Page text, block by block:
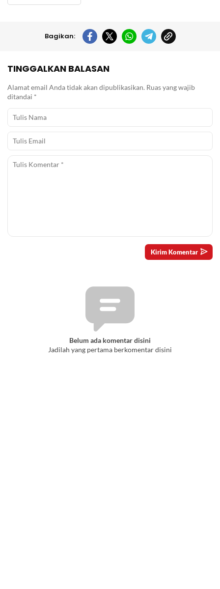
Bagikan:
TINGGALKAN BALASAN
Alamat email Anda tidak akan dipublikasikan. Ruas yang wajib
ditandai *
Belum ada komentar disini
Jadilah yang pertama berkomentar disini